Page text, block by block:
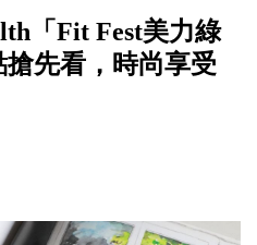
「Fit Fest美力綠
先看，時尚享受